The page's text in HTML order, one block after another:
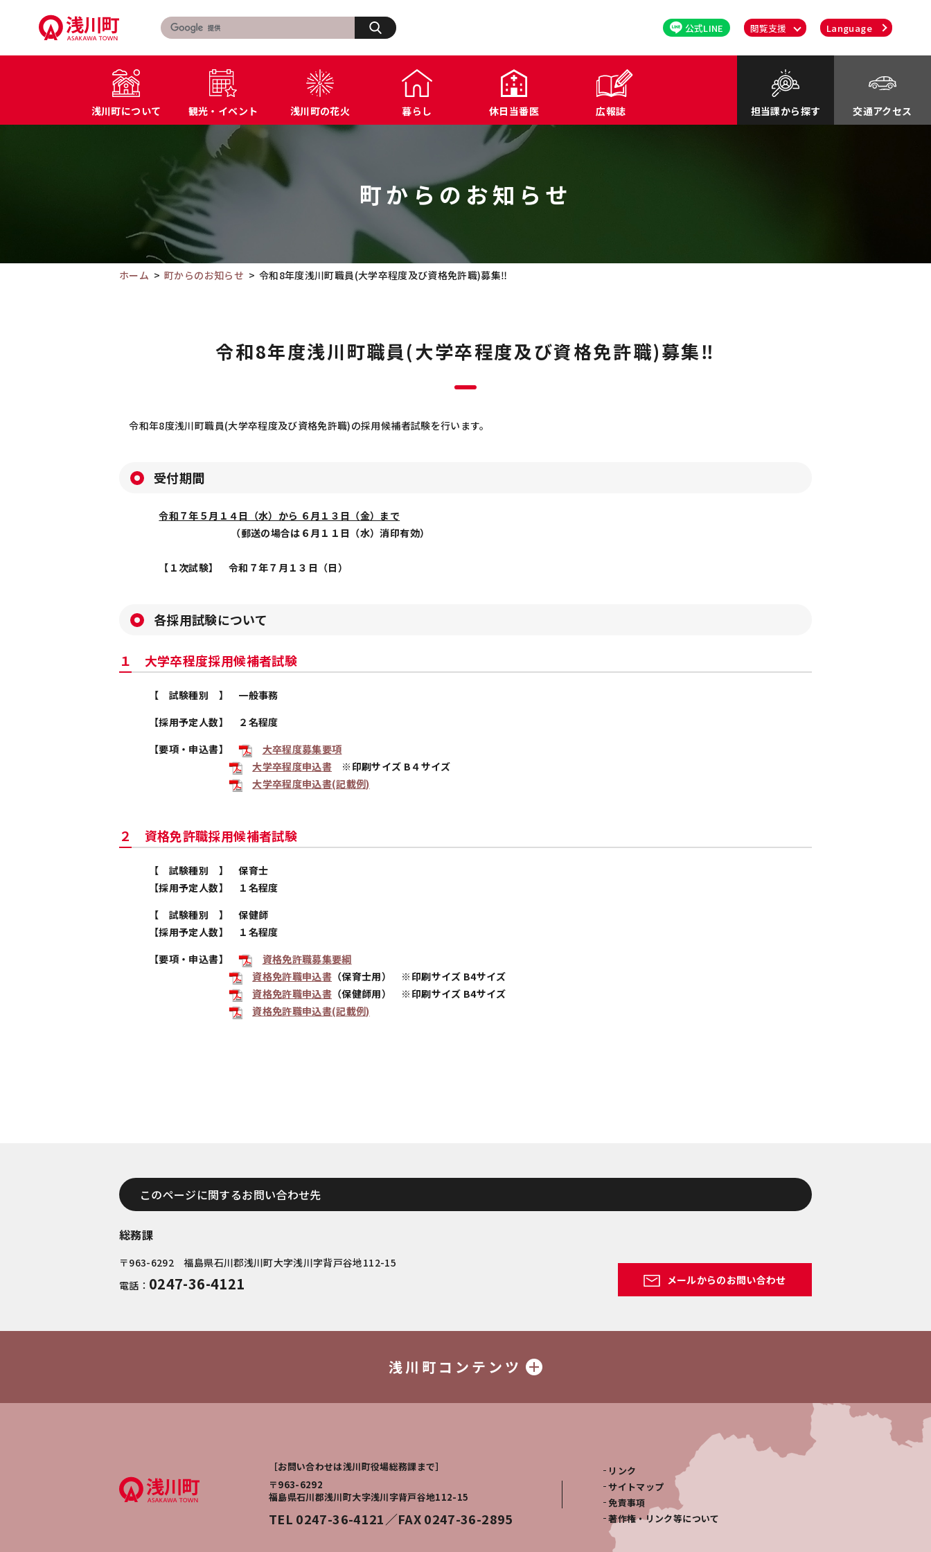
公式LINE 閲覧支援 Language
浅川町について
町長あいさつ
浅川町の概要
特産品・名産品
交通アクセス
浅川町の歩み
公共機関へのお問い合わせ
浅川町オープンデータ
各種公表データ
届出様式ダウンロード
例規集
観光・イベント 浅川町の花火
暮らし
届出・証明書
マイナンバー
教育
生活・その他
環境・衛生
農業関連
商工業関連
休日当番医 広報誌 担当課から探す
交通アクセス
町からのお知らせ
ホーム 町からのお知らせ 令和8年度浅川町職員(大学卒程度及び資格免許職)募集‼
令和8年度浅川町職員(大学卒程度及び資格免許職)募集‼
令和年8度浅川町職員(大学卒程度及び資格免許職)の採用候補者試験を行います。
受付期間
令和７年５月１４日（水）から ６月１３日（金）まで
（郵送の場合は６月１１日（水）消印有効）
【１次試験】 令和７年７月１３日（日）
各採用試験について
１ 大学卒程度採用候補者試験
【 試験種別 】 一般事務
【採用予定人数】 ２名程度
【要項・申込書】
大卒程度募集要項
大学卒程度申込書 ※印刷サイズ B４サイズ
大学卒程度申込書(記載例)
２ 資格免許職採用候補者試験
【 試験種別 】 保育士
【採用予定人数】 １名程度
【 試験種別 】 保健師
【採用予定人数】 １名程度
【要項・申込書】
資格免許職募集要綱
資格免許職申込書 （保育士用） ※印刷サイズ B4サイズ
資格免許職申込書 （保健師用） ※印刷サイズ B4サイズ
資格免許職申込書(記載例)
このページに関するお問い合わせ先
総務課
〒963-6292 福島県石川郡浅川町大字浅川字背戸谷地112-15
電話： 0247-36-4121 メールからのお問い合わせ
浅川町コンテンツ
［お問い合わせは浅川町役場総務課まで］
〒963-6292
福島県石川郡浅川町大字浅川字背戸谷地112-15
TEL 0247-36-4121／FAX 0247-36-2895
リンク
サイトマップ
免責事項
著作権・リンク等について